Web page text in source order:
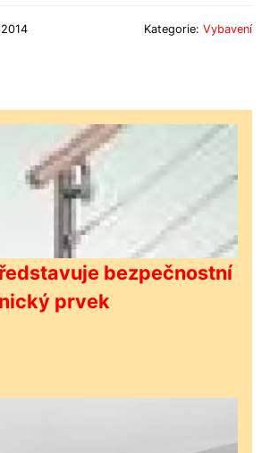
Kategorie: Vybavení
bezpečnostní
prvek